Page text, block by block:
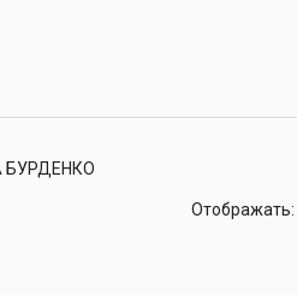
БУРДЕНКО
Отображать: